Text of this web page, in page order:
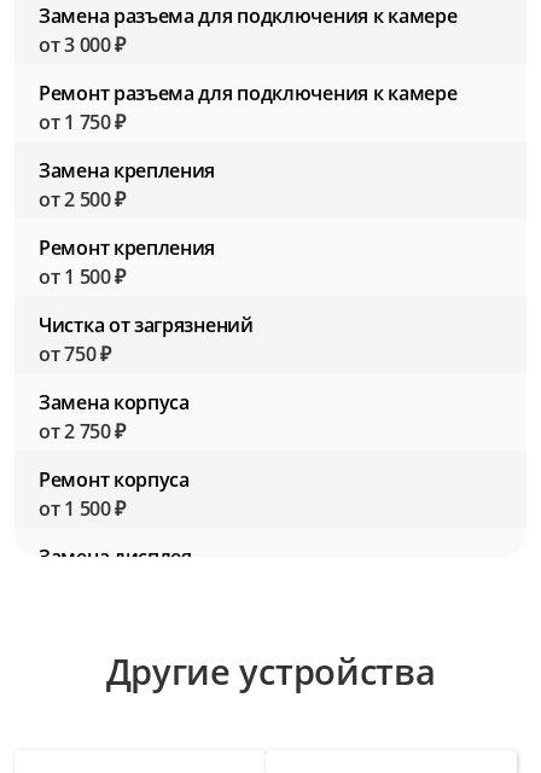
Замена разъема для подключения к камере
от 3 000 ₽
Ремонт разъема для подключения к камере
от 1 750 ₽
Замена крепления
от 2 500 ₽
Ремонт крепления
от 1 500 ₽
Чистка от загрязнений
от 750 ₽
Замена корпуса
от 2 750 ₽
Ремонт корпуса
от 1 500 ₽
Замена дисплея
от 1 750 ₽Другие устройства